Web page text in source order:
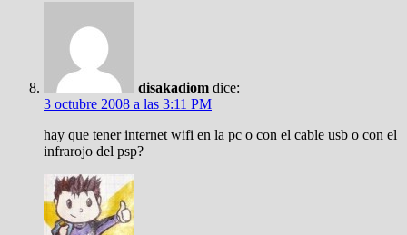
disakadiom dice:
3 octubre 2008 a las 3:11 PM
hay que tener internet wifi en la pc o con el cable usb o con el
infrarojo del psp?